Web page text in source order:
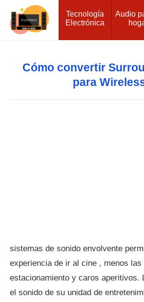
Tecnología
Electrónica
Audio
Cómo convertir
para
sistemas de sonido envolvente
experiencia de ir al cine , menos
estacionamiento y caros aperitivos.
el sonido de su unidad de